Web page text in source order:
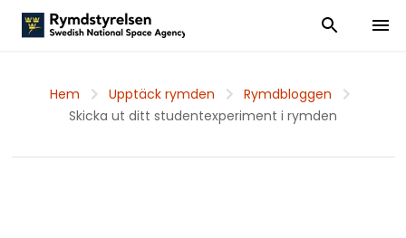
Visa och dölj
Visa
Hem Upptäck rymden
Rymdbloggen
Skicka ut ditt studentexperiment i rymden